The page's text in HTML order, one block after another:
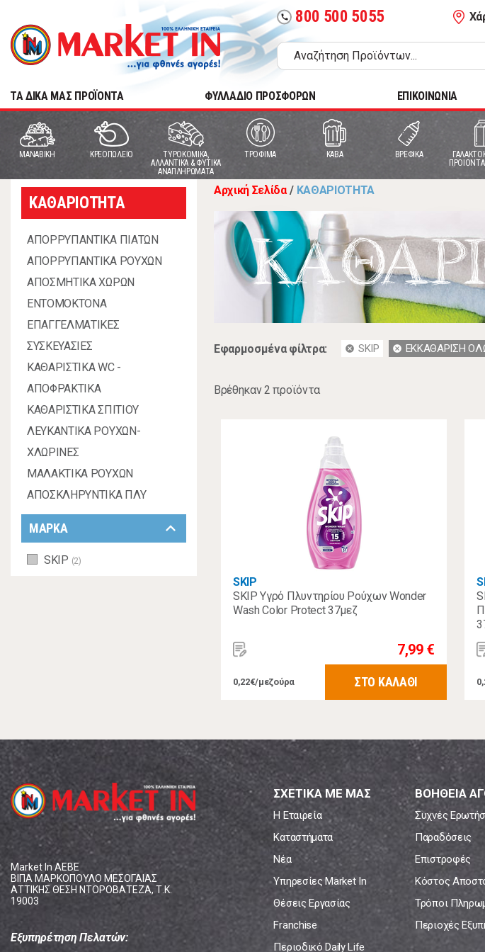
call 800 500 5055
TA ΔΙΚΑ ΜΑΣ ΠΡΟΪΟΝΤΑ ΦΥΛΛΑΔΙΟ ΠΡΟΣΦΟΡΩΝ ΕΠΙΚΟΙΝΩΝΙΑ
MANABIKH ΚΡΕΟΠΩΛΕΙΟ
ΤΥΡΟΚΟΜΙΚΑ,
ΑΛΛΑΝΤΙΚΑ & ΦΥΤΙΚΑ
ΑΝΑΠΛΗΡΩΜΑΤΑ
ΤΡΟΦΙΜΑ ΚΑΒΑ ΒΡΕΦΙΚΑ
ΚΑΘΑΡΙΟΤΗΤΑ
ΑΠΟΡΡΥΠΑΝΤΙΚΑ ΠΙΑΤΩΝ
ΑΠΟΡΡΥΠΑΝΤΙΚΑ ΡΟΥΧΩΝ
ΑΠΟΣΜΗΤΙΚΑ ΧΩΡΩΝ
ΕΝΤΟΜΟΚΤΟΝΑ
ΕΠΑΓΓΕΛΜΑΤΙΚΕΣ
ΣΥΣΚΕΥΑΣΙΕΣ
ΚΑΘΑΡΙΣΤΙΚΑ WC -
ΑΠΟΦΡΑΚΤΙΚΑ
ΚΑΘΑΡΙΣΤΙΚΑ ΣΠΙΤΙΟΥ
ΛΕΥΚΑΝΤΙΚΑ ΡΟΥΧΩΝ-
ΧΛΩΡΙΝΕΣ
ΜΑΛΑΚΤΙΚΑ ΡΟΥΧΩΝ
ΑΠΟΣΚΛΗΡΥΝΤΙΚΑ ΠΛΥ
ΜΑΡΚΑ keyboard_arrow_down
SKIP (2)
Αρχική Σελίδα / ΚΑΘΑΡΙΟΤΗΤΑ
Εφαρμοσμένα φίλτρα: cancel SKIP cancel ΕΚΚΑΘΑΡΙΣΗ
Βρέθηκαν 2 προϊόντα
SKIP
SKIP Υγρό Πλυντηρίου Ρούχων Wonder
Wash Color Protect 37μεζ
7,99 €
0,22€/μεζούρα ΣΤΟ ΚΑΛΑΘΙ
Market In ΑΕΒΕ
ΒΙΠΑ ΜΑΡΚΟΠΟΥΛΟ ΜΕΣΟΓΑΙΑΣ
ΑΤΤΙΚΗΣ ΘΕΣΗ ΝΤΟΡΟΒΑΤΕΖΑ, Τ.Κ.
19003
Εξυπηρέτηση Πελατών:
ΣΧΕΤΙΚΑ ΜΕ ΜΑΣ
Η Εταιρεία
Καταστήματα
Νέα
Υπηρεσίες Market In
Θέσεις Εργασίας
Franchise
Περιοδικό Daily Life
ΒΟΗΘΕΙΑ
Συχνές
Παραδόσεις
Επιστροφές
Κόστος
Τρόποι
Περιοχές